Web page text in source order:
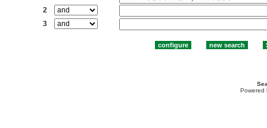
2
3
Powered